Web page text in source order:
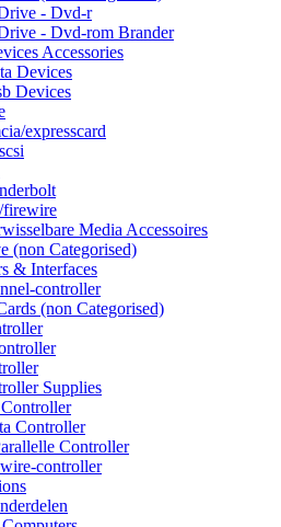
- Dvd-r
- Dvd-rom Brander
Accessories
Devices
Devices
expresscard
firewire
Media Accessoires
(non Categorised)
& Interfaces
controller
(non Categorised)
Supplies
Controller
Controller
Controller
controller